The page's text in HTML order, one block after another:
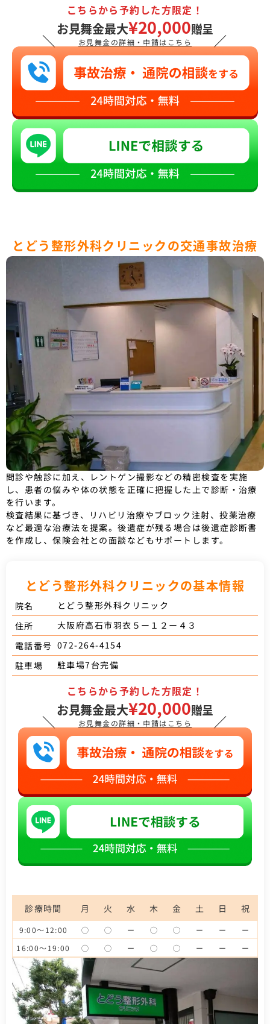
＼
こちらから予約した方限定！
お見舞金最大¥20,000贈呈
お見舞金の詳細・申請はこちら ／
とどう整形外科クリニックの交通事故治療
問診や触診に加え、レントゲン撮影などの精密検査を実施
し、患者の悩みや体の状態を正確に把握した上で診断・治療
を行います。
検査結果に基づき、リハビリ治療やブロック注射、投薬治療
など最適な治療法を提案。後遺症が残る場合は後遺症診断書
を作成し、保険会社との面談などもサポートします。
とどう整形外科クリニックの基本情報
院名
とどう整形外科クリニック
住所
大阪府高石市羽衣５ー１２ー４３
電話番号 072-264-4154
駐車場
駐車場7台完備
＼
こちらから予約した方限定！
お見舞金最大¥20,000贈呈
お見舞金の詳細・申請はこちら ／
診療時間 月 火 水 木 金 土 日 祝
9:00〜12:00 ◯ ◯ ー ◯ ◯ ー ー
ー
16:00〜19:00
◯ ◯ ー ◯ ◯ ー ー ー